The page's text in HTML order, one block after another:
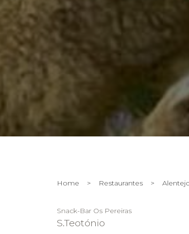
Home > Restaurantes >
Snack-Bar Os Pereiras
S.Teotónio